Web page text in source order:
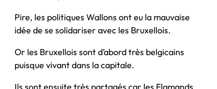
Pire, les politiques Wallons ont eu la mauvaise
idée de se solidariser avec les Bruxellois.
Or les Bruxellois sont d’abord très belgicains
puisque vivant dans la capitale.
Ils sont ensuite très partagés car les Flamands